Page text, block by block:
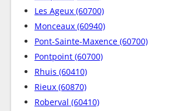
Les Ageux (60700)
Monceaux (60940)
Pont-Sainte-Maxence (60700)
Pontpoint (60700)
Rhuis (60410)
Rieux (60870)
Roberval (60410)